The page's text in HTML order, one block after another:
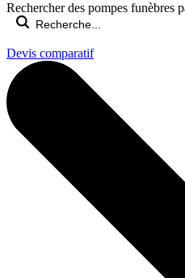
Rechercher des pompes funèbres
Devis comparatif